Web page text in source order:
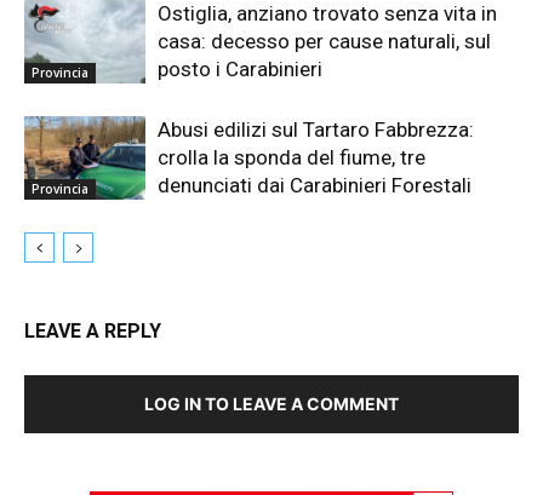
Provincia
Ostiglia, anziano trovato senza vita in
casa: decesso per cause naturali, sul
posto i Carabinieri
Provincia
Abusi edilizi sul Tartaro Fabbrezza:
crolla la sponda del fiume, tre
denunciati dai Carabinieri Forestali
LEAVE A REPLY
LOG IN TO LEAVE A COMMENT